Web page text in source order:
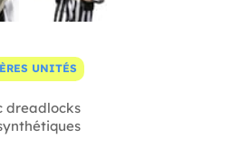
UNITÉS
dreadlocks